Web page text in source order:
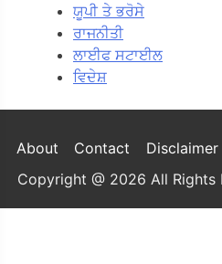
ਯੂਪੀ ਤੇ ਭਰੋਸੇ
ਰਾਜਨੀਤੀ
ਲਾਈਫ ਸਟਾਈਲ
ਵਿਦੇਸ਼
About Contact Disclaimer
Copyright @ 2026 All Rights